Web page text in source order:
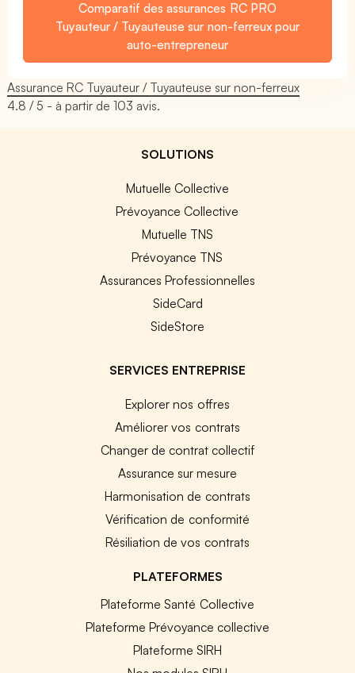
Comparatif des assurances RC PRO
Tuyauteur / Tuyauteuse sur non-ferreux pour
auto-entrepreneur
Assurance RC Tuyauteur / Tuyauteuse sur non-ferreux
4.8 / 5 - à partir de103 avis.
SOLUTIONS
Mutuelle Collective
Prévoyance Collective
Mutuelle TNS
Prévoyance TNS
Assurances Professionnelles
SideCard
SideStore
SERVICES ENTREPRISE
Explorer nos offres
Améliorer vos contrats
Changer de contrat collectif
Assurance sur mesure
Harmonisation de contrats
Vérification de conformité
Résiliation de vos contrats
PLATEFORMES
Plateforme Santé Collective
Plateforme Prévoyance collective
Plateforme SIRH